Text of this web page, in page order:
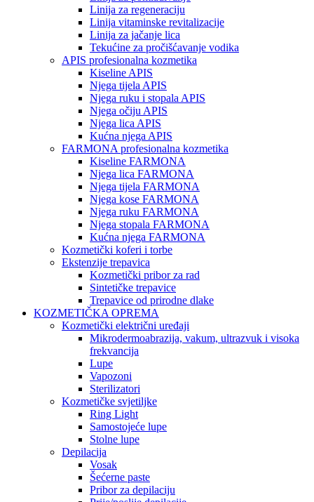
Linija za regeneraciju
Linija vitaminske revitalizacije
Linija za jačanje lica
Tekućine za pročišćavanje vodika
APIS profesionalna kozmetika
Kiseline APIS
Njega tijela APIS
Njega ruku i stopala APIS
Njega očiju APIS
Njega lica APIS
Kućna njega APIS
FARMONA profesionalna kozmetika
Kiseline FARMONA
Njega lica FARMONA
Njega tijela FARMONA
Njega kose FARMONA
Njega ruku FARMONA
Njega stopala FARMONA
Kućna njega FARMONA
Kozmetički koferi i torbe
Ekstenzije trepavica
Kozmetički pribor za rad
Sintetičke trepavice
Trepavice od prirodne dlake
KOZMETIČKA OPREMA
Kozmetički električni uređaji
Mikrodermoabrazija, vakum, ultrazvuk i visoka
frekvancija
Lupe
Vapozoni
Sterilizatori
Kozmetičke svjetiljke
Ring Light
Samostojeće lupe
Stolne lupe
Depilacija
Vosak
Šećerne paste
Pribor za depilaciju